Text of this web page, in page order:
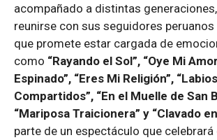
acompañado a distintas generaciones,
reunirse con sus seguidores peruanos
que promete estar cargada de
como “Rayando el Sol”, “Oye Mi
Espinado”, “Eres Mi Religión”, “Labios
Compartidos”, “En el Muelle de San
“Mariposa Traicionera” y “Clavado
parte de un espectáculo que